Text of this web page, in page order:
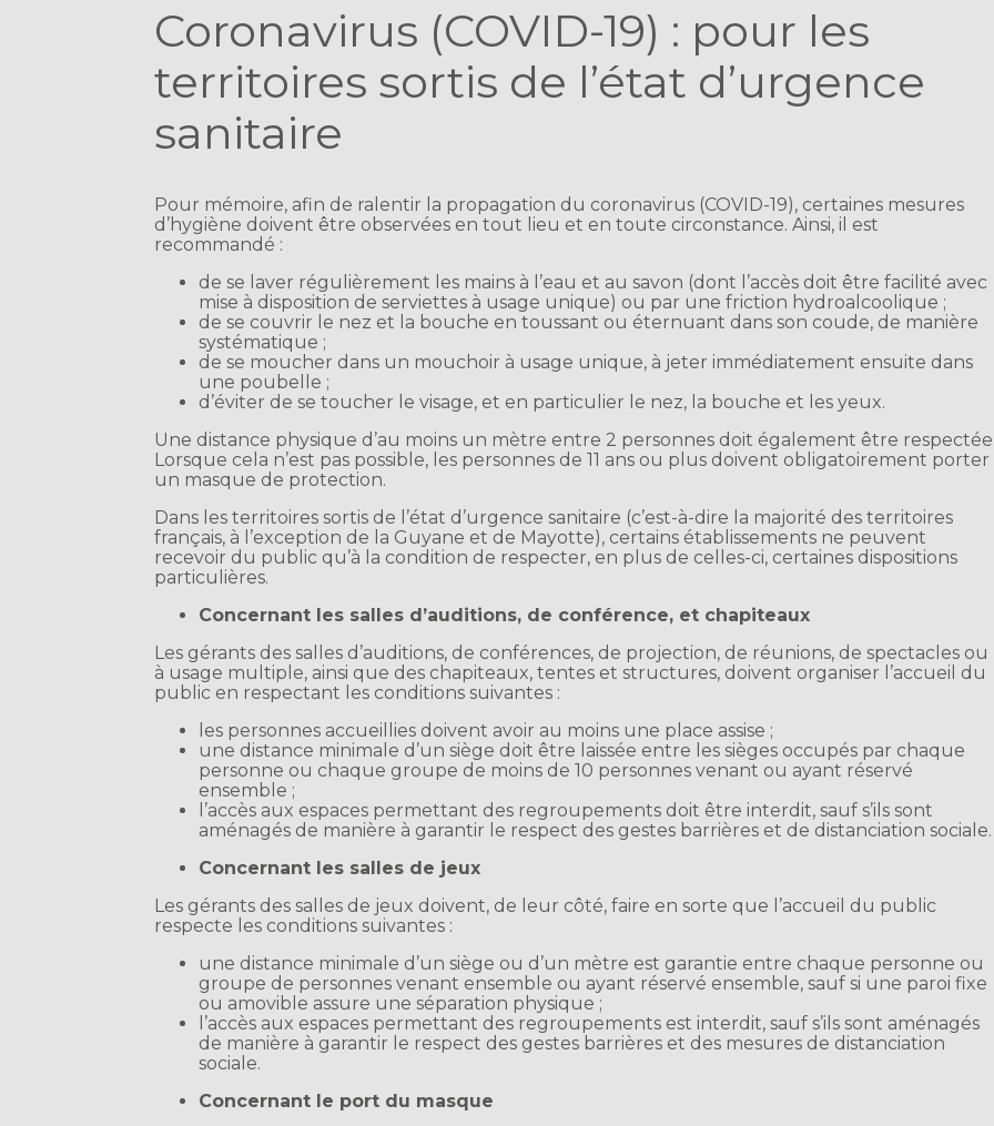
Coronavirus (COVID-19) : pour les
territoires sortis de l’état d’urgence
sanitaire
Pour mémoire, afin de ralentir la propagation du coronavirus (COVID-19), certaines mesures
d’hygiène doivent être observées en tout lieu et en toute circonstance. Ainsi, il est
recommandé :
de se laver régulièrement les mains à l’eau et au savon (dont l’accès doit être facilité avec
mise à disposition de serviettes à usage unique) ou par une friction hydroalcoolique ;
de se couvrir le nez et la bouche en toussant ou éternuant dans son coude, de manière
systématique ;
de se moucher dans un mouchoir à usage unique, à jeter immédiatement ensuite dans
une poubelle ;
d’éviter de se toucher le visage, et en particulier le nez, la bouche et les yeux.
Une distance physique d’au moins un mètre entre 2 personnes doit également être
Lorsque cela n’est pas possible, les personnes de 11 ans ou plus doivent obligatoirement porter
un masque de protection.
Dans les territoires sortis de l’état d’urgence sanitaire (c’est-à-dire la majorité des territoires
français, à l’exception de la Guyane et de Mayotte), certains établissements ne peuvent
recevoir du public qu’à la condition de respecter, en plus de celles-ci, certaines dispositions
particulières.
Concernant les salles d’auditions, de conférence, et chapiteaux
Les gérants des salles d’auditions, de conférences, de projection, de réunions, de spectacles ou
à usage multiple, ainsi que des chapiteaux, tentes et structures, doivent organiser l’accueil du
public en respectant les conditions suivantes :
les personnes accueillies doivent avoir au moins une place assise ;
une distance minimale d’un siège doit être laissée entre les sièges occupés par chaque
personne ou chaque groupe de moins de 10 personnes venant ou ayant réservé
ensemble ;
l’accès aux espaces permettant des regroupements doit être interdit, sauf s’ils sont
aménagés de manière à garantir le respect des gestes barrières et de distanciation sociale.
Concernant les salles de jeux
Les gérants des salles de jeux doivent, de leur côté, faire en sorte que l’accueil du public
respecte les conditions suivantes :
une distance minimale d’un siège ou d’un mètre est garantie entre chaque personne ou
groupe de personnes venant ensemble ou ayant réservé ensemble, sauf si une paroi fixe
ou amovible assure une séparation physique ;
l’accès aux espaces permettant des regroupements est interdit, sauf s’ils sont aménagés
de manière à garantir le respect des gestes barrières et des mesures de distanciation
sociale.
Concernant le port du masque